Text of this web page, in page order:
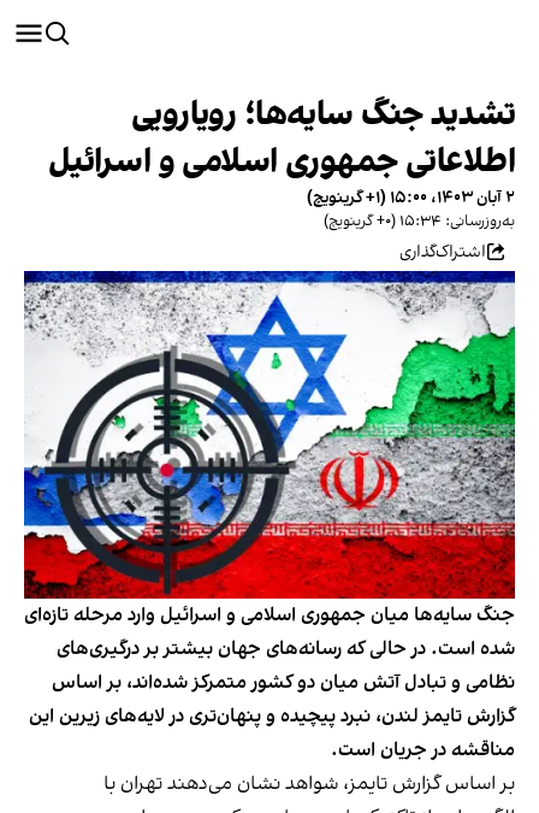
تشدید جنگ سایه‌ها؛ رویارویی
اطلاعاتی جمهوری اسلامی و اسرائیل
۲ آبان ۱۴۰۳، ۱۵:۰۰ (‎+۱ گرینویچ)
به‌روزرسانی: ۱۵:۳۴ (‎+۰ گرینویچ)
اشتراک‌گذاری
جنگ سایه‌ها میان جمهوری اسلامی و اسرائیل وارد مرحله تازه‌ای
شده است. در حالی که رسانه‌های جهان بیشتر بر درگیری‌های
نظامی و تبادل آتش میان دو کشور متمرکز شده‌اند، بر اساس
گزارش تایمز لندن، نبرد پیچیده‌ و پنهان‌تری در لایه‌های زیرین این
مناقشه در جریان است.
بر اساسگزارش تایمز، شواهد نشان می‌دهند تهران با